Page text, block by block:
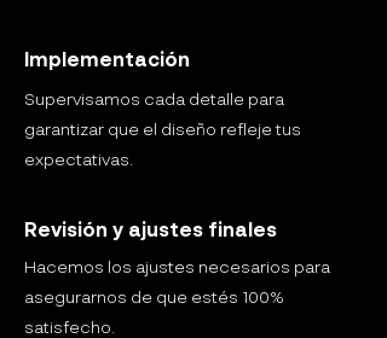
Implementación
Supervisamos cada detalle para
garantizar que el diseño refleje tus
expectativas.
Revisión y ajustes finales
Hacemos los ajustes necesarios para
asegurarnos de que estés 100%
satisfecho.